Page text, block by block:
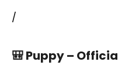
/
🎒Puppy –
r
o